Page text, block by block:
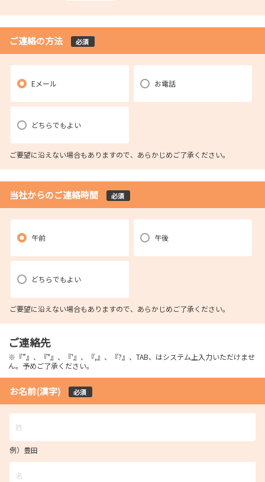
ご連絡の方法 必須
Eメール お電話
どちらでもよい
ご要望に沿えない場合もありますので、あらかじめご了承ください。
当社からのご連絡時間 必須
午前 午後
どちらでもよい
ご要望に沿えない場合もありますので、あらかじめご了承ください。
ご連絡先
※『”』、『"』、『'』、『,』、『?』、TAB、はシステム上入力いただけませ
ん。予めご了承ください。
お名前(漢字) 必須
例）豊田